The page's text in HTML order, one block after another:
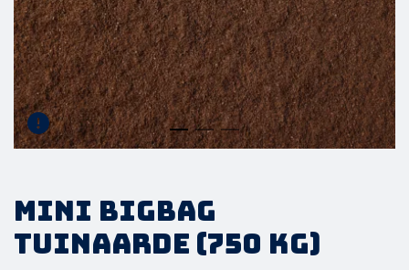
Mini BigBag
Tuinaarde (750 kg)